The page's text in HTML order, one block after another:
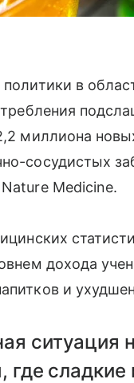
в
миллиона
сосудистых
Medicine.
дохода
и
ситуация
сладкие